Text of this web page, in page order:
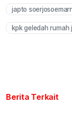
japto
kpk geledah rumah
Berita Terkait